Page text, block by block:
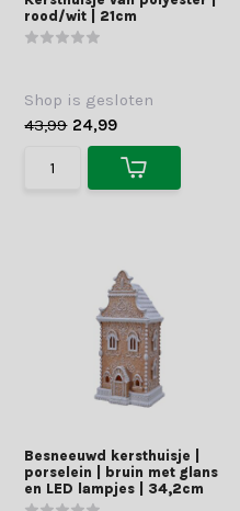
rood/wit | 21cm
Shop is gesloten
43,99 24,99
Besneeuwd kersthuisje |
porselein | bruin met glans
en LED lampjes | 34,2cm